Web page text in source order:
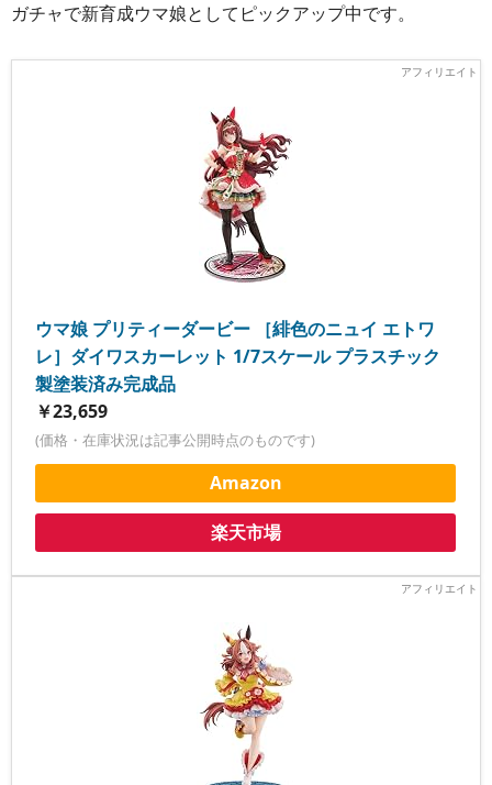
ガチャで新育成ウマ娘としてピックアップ中です。
ウマ娘 プリティーダービー ［緋色のニュイ エトワ
レ］ダイワスカーレット 1/7スケール プラスチック
製塗装済み完成品
￥23,659
(価格・在庫状況は記事公開時点のものです)
Amazon
楽天市場